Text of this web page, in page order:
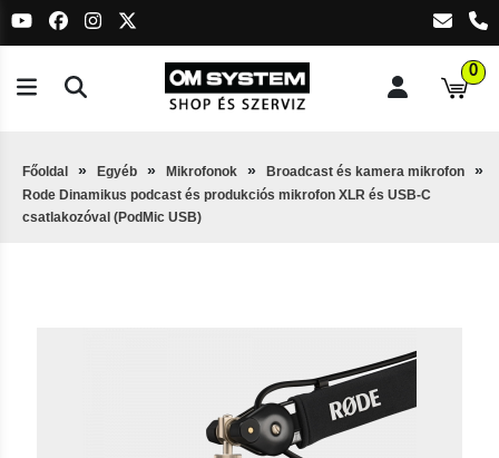
0
Főoldal Egyéb Mikrofonok
Broadcast és kamera mikrofon
Rode Dinamikus podcast és produkciós mikrofon XLR és USB-C
csatlakozóval (PodMic USB)